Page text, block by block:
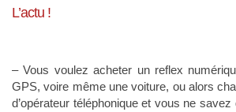
L’actu !
– Vous voulez acheter un reflex
GPS, voire même une voiture, ou alors
d’opérateur téléphonique et vous ne